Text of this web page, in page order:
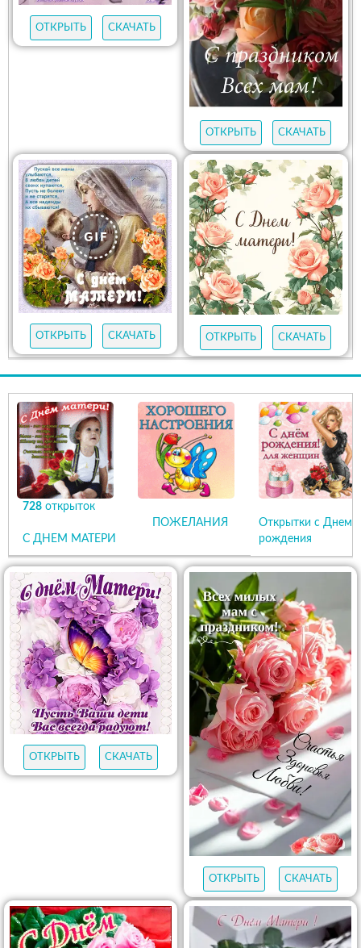
ОТКРЫТЬ СКАЧАТЬ
ОТКРЫТЬ СКАЧАТЬ
ОТКРЫТЬ СКАЧАТЬ ОТКРЫТЬ СКАЧАТЬ
728 открыток
С ДНЕМ МАТЕРИ
ПОЖЕЛАНИЯ
Открытки с Днем
рождения
ОТКРЫТЬ СКАЧАТЬ
ОТКРЫТЬ СКАЧАТЬ